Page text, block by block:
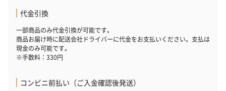
プレミアムビール イネ
ディット（712円）
実楽山田錦 特別純米
酒（655円）
ブラック１２
代金引換
一部商品のみ代金引換が可能です。
商品お届け時に配送会社ドライバーに代金をお支払いください。支払は
現金のみ可能です。
※手数料：330円
コンビニ前払い（ご入金確認後発送）